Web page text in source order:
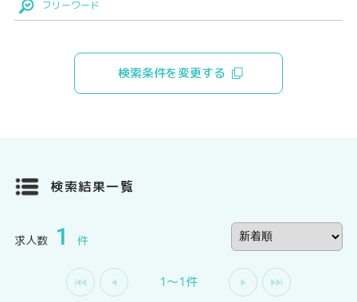
フリーワード
検索条件を変更する
検索結果一覧
求人数 1 件
1〜1件